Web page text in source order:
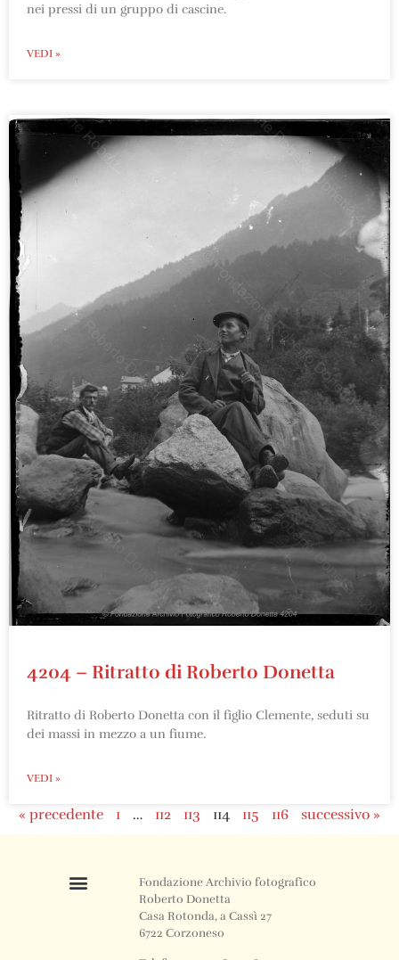
nei pressi di un gruppo di cascine.
VEDI »
4204 – Ritratto di Roberto Donetta
Ritratto di Roberto Donetta con il figlio Clemente, seduti su
dei massi in mezzo a un fiume.
VEDI »
« precedente 1 … 112 113 114 115 116 successivo »
Fondazione Archivio fotografico
Roberto Donetta
Casa Rotonda, a Cassì 27
6722 Corzoneso